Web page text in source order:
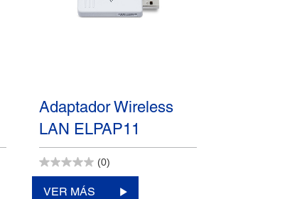
Adaptador Wireless
LAN ELPAP11
(0)
VER MÁS